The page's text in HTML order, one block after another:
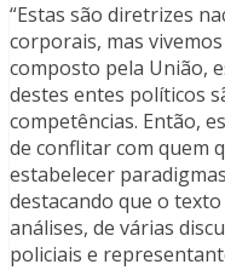
“Estas são diretrizes
corporais, mas
composto pela União,
destes entes políticos
competências. Então,
de conflitar com quem
estabelecer
destacando que o
análises, de várias
policiais e